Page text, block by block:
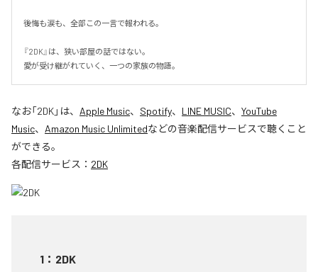
後悔も涙も、全部この一言で報われる。
『2DK』は、狭い部屋の話ではない。
愛が受け継がれていく、一つの家族の物語。
なお「2DK」は、 Apple Music、 Spotify、 LINE MUSIC、 YouTube
Music、 Amazon Music Unlimitedなどの音楽配信サービスで聴くこと
ができる。
各配信サービス： 2DK
1 ： 2DK